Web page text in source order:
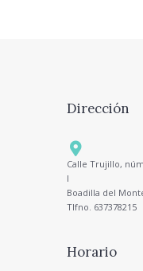
Dirección
Calle Trujillo,
I
Boadilla del
Tlfno. 637378215
Horario